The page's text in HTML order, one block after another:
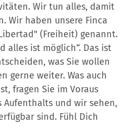
Wir haben unsere Finca
(Freiheit) genannt.
alles ist möglich“. Das ist
was Sie wollen
gerne weiter. Was auch
fragen Sie im Voraus
und wir sehen,
sind. Fühl Dich